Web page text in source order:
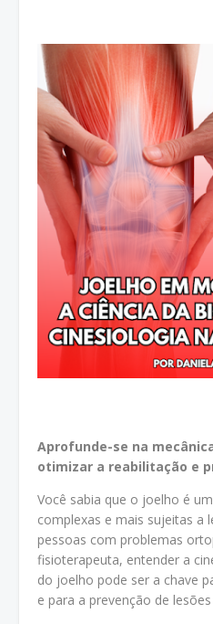
Aprofunde-se na
otimizar a reabilitação e
Você sabia que o joelho é
complexas e mais sujeitas a
pessoas com problemas
fisioterapeuta, entender a
do joelho pode ser a chave
e para a prevenção de